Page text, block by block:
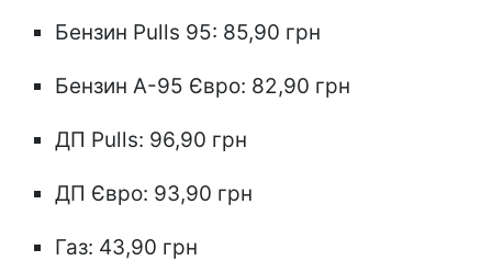
Бензин Pulls 95: 85,90 грн
Бензин А-95 Євро: 82,90 грн
ДП Pulls: 96,90 грн
ДП Євро: 93,90 грн
Газ: 43,90 грн